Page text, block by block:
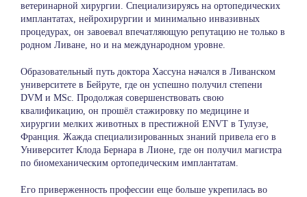
ветеринарной хирургии. Специализируясь на ортопедических
имплантатах, нейрохирургии и минимально инвазивных
процедурах, он завоевал впечатляющую репутацию не только в
родном Ливане, но и на международном уровне.
Образовательный путь доктора Хассуна начался в Ливанском
университете в Бейруте, где он успешно получил степени
DVM и MSc. Продолжая совершенствовать свою
квалификацию, он прошёл стажировку по медицине и
хирургии мелких животных в престижной ENVT в Тулузе,
Франция. Жажда специализированных знаний привела его в
Университет Клода Бернара в Лионе, где он получил магистра
по биомеханическим ортопедическим имплантатам.
Его приверженность профессии еще больше укрепилась во